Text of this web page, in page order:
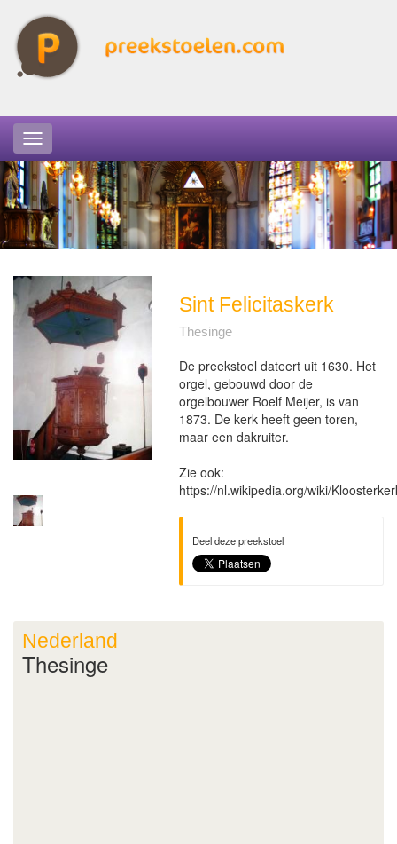
Sint Felicitaskerk
Thesinge
De preekstoel dateert uit 1630. Het
orgel, gebouwd door de
orgelbouwer Roelf Meijer, is van
1873. De kerk heeft geen toren,
maar een dakruiter.
Zie ook:
https://nl.wikipedia.org/wiki/
Deel deze preekstoel
Nederland
Thesinge